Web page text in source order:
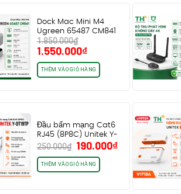
Dock Mac Mini M4
Ugreen 65487 CM841
tích hợp khe…
1.850.000₫
Giá
gốc
là:
1.850.000₫.
1.550.000₫Giá
hiện
tại
là:
THÊM VÀO GIỎ HÀNG
Đầu bấm mạng Cat6
RJ45 (8P8C) Unitek Y-
OT19TP
250.000₫ Giá
gốc
là:
250.000₫.
190.000₫Giá
THÊM VÀO GIỎ HÀNG